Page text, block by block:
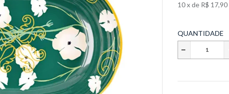
10 x de R$ 17,90
QUANTIDADE